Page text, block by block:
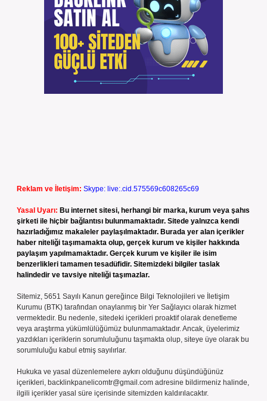
Reklam ve İletişim: Skype: live:.cid.575569c608265c69
Yasal Uyarı: Bu internet sitesi, herhangi bir marka, kurum veya şahıs
şirketi ile hiçbir bağlantısı bulunmamaktadır. Sitede yalnızca kendi
hazırladığımız makaleler paylaşılmaktadır. Burada yer alan içerikler
haber niteliği taşımamakta olup, gerçek kurum ve kişiler hakkında
paylaşım yapılmamaktadır. Gerçek kurum ve kişiler ile isim
benzerlikleri tamamen tesadüfidir. Sitemizdeki bilgiler taslak
halindedir ve tavsiye niteliği taşımazlar.
Sitemiz, 5651 Sayılı Kanun gereğince Bilgi Teknolojileri ve İletişim
Kurumu (BTK) tarafından onaylanmış bir Yer Sağlayıcı olarak hizmet
vermektedir. Bu nedenle, sitedeki içerikleri proaktif olarak denetleme
veya araştırma yükümlülüğümüz bulunmamaktadır. Ancak, üyelerimiz
yazdıkları içeriklerin sorumluluğunu taşımakta olup, siteye üye olarak bu
sorumluluğu kabul etmiş sayılırlar.
Hukuka ve yasal düzenlemelere aykırı olduğunu düşündüğünüz
içerikleri, backlinkpanelicomtr@gmail.com adresine bildirmeniz halinde,
ilgili içerikler yasal süre içerisinde sitemizden kaldırılacaktır.